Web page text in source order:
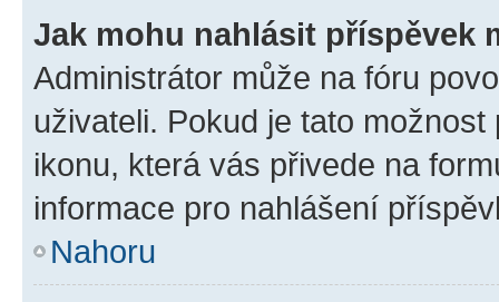
Jak mohu nahlásit příspěvek
Administrátor může na fóru
uživateli. Pokud je tato
ikonu, která vás přivede na
informace pro nahlášení
Nahoru